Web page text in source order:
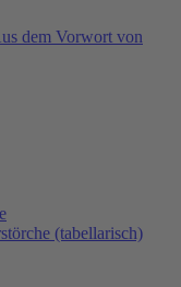
dem Vorwort von
(tabellarisch)